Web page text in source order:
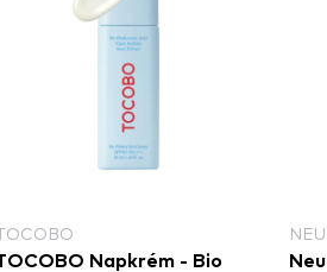
Napkrém - Bio